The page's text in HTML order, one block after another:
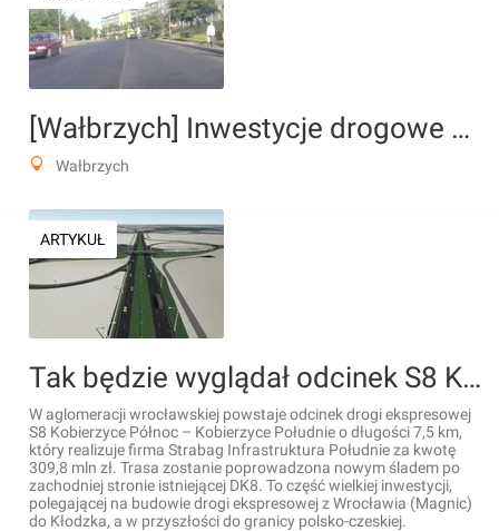
[Wałbrzych] Inwestycje drogowe na Piaskowej Górze
Wałbrzych
ARTYKUŁ
Tak będzie wyglądał odcinek S8 Kobierzyce Północ – Kobierzyce Południe pod Wrocławiem [FILM-WIZUALIZACJA]
W aglomeracji wrocławskiej powstaje odcinek drogi ekspresowej
S8 Kobierzyce Północ – Kobierzyce Południe o długości 7,5 km,
który realizuje firma Strabag Infrastruktura Południe za kwotę
309,8 mln zł. Trasa zostanie poprowadzona nowym śladem po
zachodniej stronie istniejącej DK8. To część wielkiej inwestycji,
polegającej na budowie drogi ekspresowej z Wrocławia (Magnic)
do Kłodzka, a w przyszłości do granicy polsko-czeskiej.